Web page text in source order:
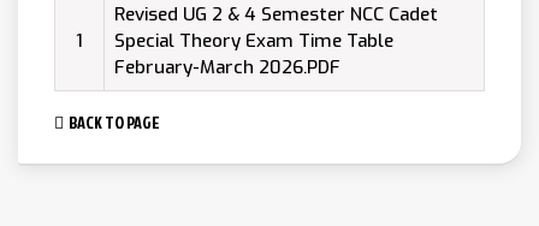
1
Revised UG 2 & 4 Semester NCC Cadet
Special Theory Exam Time Table
February-March 2026.PDF
BACK TO PAGE